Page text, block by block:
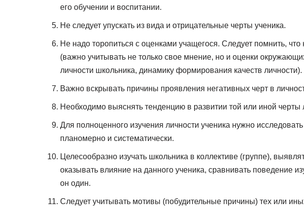
его обучении и воспитании.
Не следует упускать из вида и отрицательные черты ученика.
Не надо торопиться с оценками учащегося. Следует помнить,
(важно учитывать не только свое мнение, но и оценки
личности школьника, динамику формирования качеств личности).
Важно вскрывать причины проявления негативных черт в
Необходимо выяснять тенденцию в развитии той или иной черты
Для полноценного изучения личности ученика нужно
планомерно и систематически.
Целесообразно изучать школьника в коллективе (группе),
оказывать влияние на данного ученика, сравнивать поведение
он один.
Следует учитывать мотивы (побудительные причины) тех или